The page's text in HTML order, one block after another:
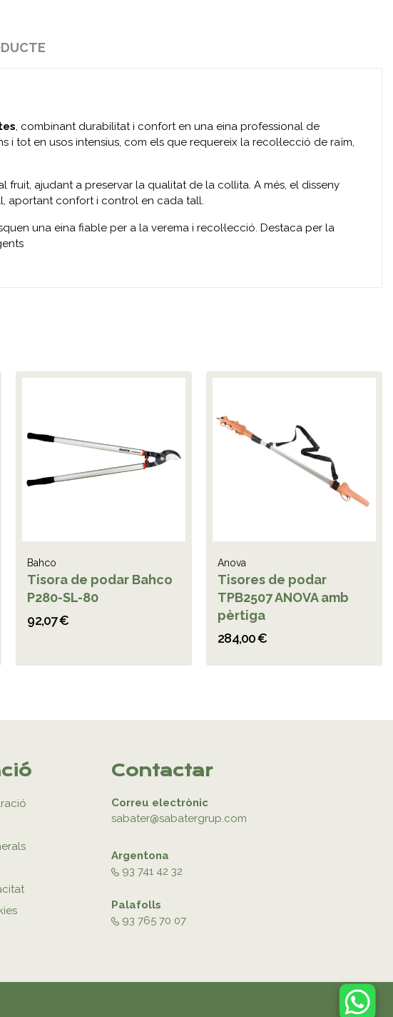
, combinant durabilitat i confort en una eina professional de
tot en usos intensius, com els que requereix la recol·lecció de raïm,
fruit, ajudant a preservar la qualitat de la collita. A més, el disseny
aportant confort i control en cada tall.
una eina fiable per a la verema i recol·lecció. Destaca per la
Bahco
Tisora de podar Bahco
P280-SL-80
92,07 €
Anova
Tisores de podar
TPB2507 ANOVA amb
pèrtiga
284,00 €
Contactar
Correu electrònic
sabater@sabatergrup.com
Argentona
93 741 42 32
Palafolls
93 765 70 07